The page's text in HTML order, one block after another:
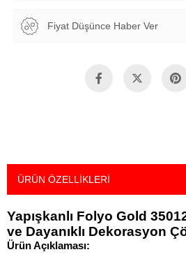
Fiyat Düşünce Haber Ver
ÜRÜN ÖZELLIKLERI
Yapışkanlı Folyo Gold
ve Dayanıklı Dekorasyon
Ürün Açıklaması: